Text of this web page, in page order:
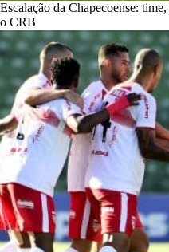
Escalação da Chapecoense:
o CRB